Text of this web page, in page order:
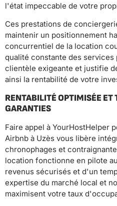
l'état impeccable de votre
Ces prestations de
maintenir un positionnement
concurrentiel de la location
qualité constante des
clientèle exigeante et justifie
ainsi la rentabilité de votre
RENTABILITÉ OPTIMISÉE
GARANTIES
Faire appel à YourHostHelper
Airbnb à Uzès vous libère
chronophages et
location fonctionne en pilote
revenus sécurisés et d'un
expertise du marché local et
maximisent votre taux